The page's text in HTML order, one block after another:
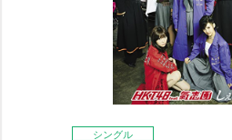
シングル